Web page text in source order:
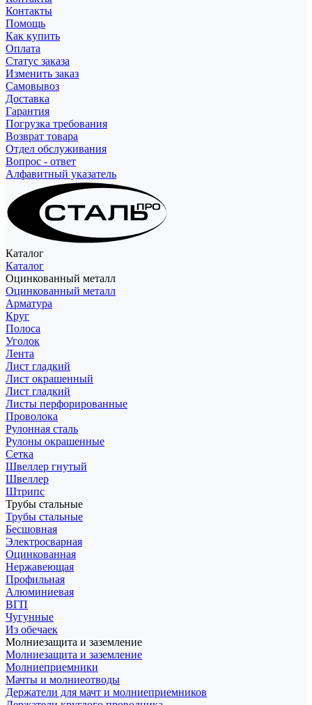
Контакты
Помощь
Как купить
Оплата
Статус заказа
Изменить заказ
Самовывоз
Доставка
Гарантия
Погрузка требования
Возврат товара
Отдел обслуживания
Вопрос - ответ
Алфавитный указатель
Каталог
Каталог
Оцинкованный металл
Оцинкованный металл
Арматура
Круг
Полоса
Уголок
Лента
Лист гладкий
Лист окрашенный
Лист гладкий
Листы перфорированные
Проволока
Рулонная сталь
Рулоны окрашенные
Сетка
Швеллер гнутый
Швеллер
Штрипс
Трубы стальные
Трубы стальные
Бесшовная
Электросварная
Оцинкованная
Нержавеющая
Профильная
Алюминиевая
ВГП
Чугунные
Из обечаек
Молниезащита и заземление
Молниезащита и заземление
Молниеприемники
Мачты и молниеотводы
Держатели для мачт и молниеприемников